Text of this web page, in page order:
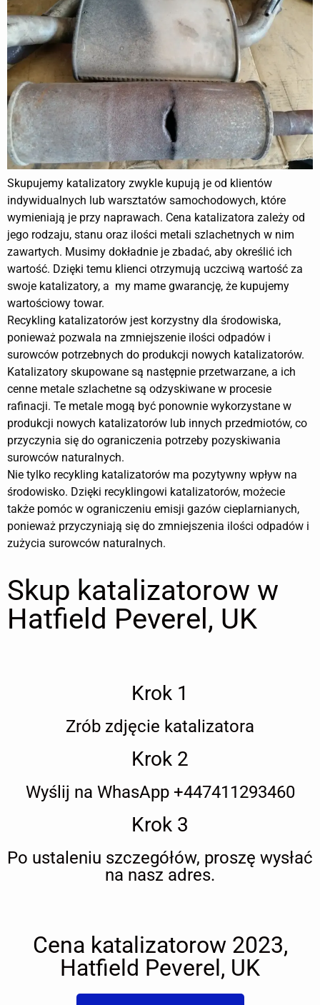
Skupujemy katalizatory zwykle kupują je od klientów
indywidualnych lub warsztatów samochodowych, które
wymieniają je przy naprawach. Cena katalizatora zależy od
jego rodzaju, stanu oraz ilości metali szlachetnych w nim
zawartych. Musimy dokładnie je zbadać, aby określić ich
wartość. Dzięki temu klienci otrzymują uczciwą wartość za
swoje katalizatory, a my mame gwarancję, że kupujemy
wartościowy towar.
Recykling katalizatorów jest korzystny dla środowiska,
ponieważ pozwala na zmniejszenie ilości odpadów i
surowców potrzebnych do produkcji nowych katalizatorów.
Katalizatory skupowane są następnie przetwarzane, a ich
cenne metale szlachetne są odzyskiwane w procesie
rafinacji. Te metale mogą być ponownie wykorzystane w
produkcji nowych katalizatorów lub innych przedmiotów, co
przyczynia się do ograniczenia potrzeby pozyskiwania
surowców naturalnych.
Nie tylko recykling katalizatorów ma pozytywny wpływ na
środowisko. Dzięki recyklingowi katalizatorów, możecie
także pomóc w ograniczeniu emisji gazów cieplarnianych,
ponieważ przyczyniają się do zmniejszenia ilości odpadów i
zużycia surowców naturalnych.
Skup katalizatorow w
Hatfield Peverel, UK
Krok 1
Zrób zdjęcie katalizatora
Krok 2
Wyślij na WhasApp +447411293460
Krok 3
Po ustaleniu szczegółów, proszę wysłać
na nasz adres.
Cena katalizatorow 2023,
Hatfield Peverel, UK